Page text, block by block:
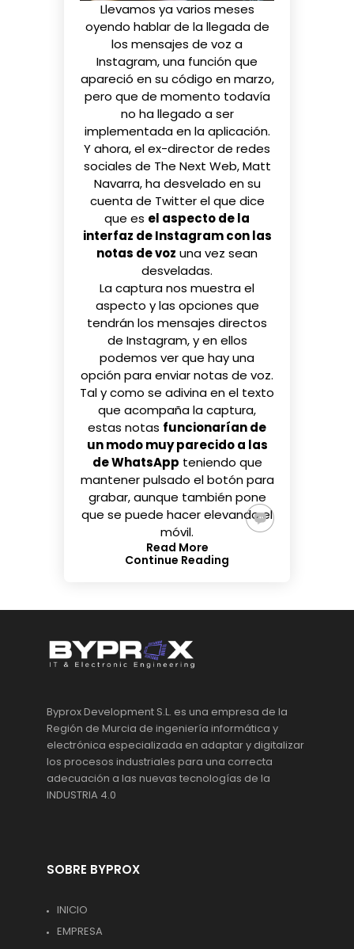
Llevamos ya varios meses
oyendo hablar de la llegada de
los mensajes de voz a
Instagram, una función que
apareció en su código en marzo,
pero que de momento todavía
no ha llegado a ser
implementada en la aplicación.
Y ahora, el ex-director de redes
sociales de The Next Web, Matt
Navarra, ha desvelado en su
cuenta de Twitterel que dice
que es el aspecto de la
interfaz de Instagram con las
notas de voz una vez sean
desveladas.
La captura nos muestra el
aspecto y las opciones que
tendrán los mensajes directos
de Instagram, y en ellos
podemos ver que hay una
opción para enviar notas de voz.
Tal y como se adivina en el texto
que acompaña la captura,
estas notas funcionarían de
un modo muy parecido a las
de WhatsApp teniendo que
mantener pulsado el botón para
grabar, aunque también pone
que se puede hacer elevando el
móvil.
Read More
Continue Reading
Byprox Development S.L. es una empresa de la
Región de Murcia de ingeniería informática y
electrónica especializada en adaptar y digitalizar
los procesos industriales para una correcta
adecuación a las nuevas tecnologías de la
INDUSTRIA 4.0
SOBRE BYPROX
INICIO
EMPRESA